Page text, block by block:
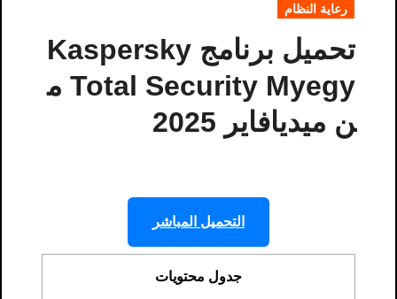
رعاية النظام
تحميل برنامج Kaspersky
Total Security Myegy م
ن ميديافاير 2025
التحميل المباشر
جدول محتويات